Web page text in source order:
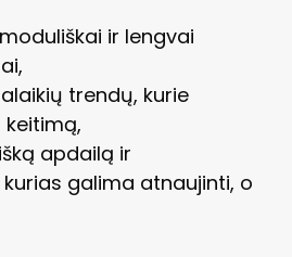
ir lengvai
trendų, kurie
apdailą ir
galima atnaujinti, o